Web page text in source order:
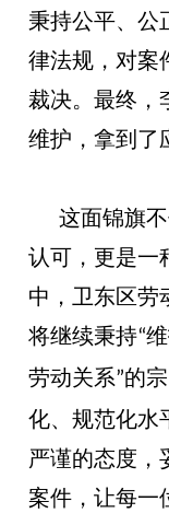
秉持公平、公
律法规，对案
裁决。最终，
维护，拿到了
这面锦旗
认可，更是一
中，卫东区劳
将继续秉持“
劳动关系”的
化、规范化水
严谨的态度，
案件，让每一